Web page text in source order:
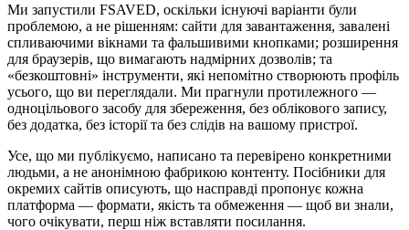
Ми запустили FSAVED, оскільки існуючі варіанти були
проблемою, а не рішенням: сайти для завантаження, завалені
спливаючими вікнами та фальшивими кнопками; розширення
для браузерів, що вимагають надмірних дозволів; та
«безкоштовні» інструменти, які непомітно створюють профіль
усього, що ви переглядали. Ми прагнули протилежного —
одноцільового засобу для збереження, без облікового запису,
без додатка, без історії та без слідів на вашому пристрої.
Усе, що ми публікуємо, написано та перевірено конкретними
людьми, а не анонімною фабрикою контенту. Посібники для
окремих сайтів описують, що насправді пропонує кожна
платформа — формати, якість та обмеження — щоб ви знали,
чого очікувати, перш ніж вставляти посилання.